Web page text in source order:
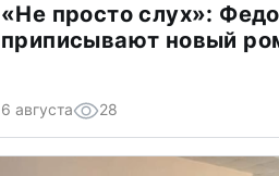
«Не просто слух»:
приписывают новый
6 августа 28